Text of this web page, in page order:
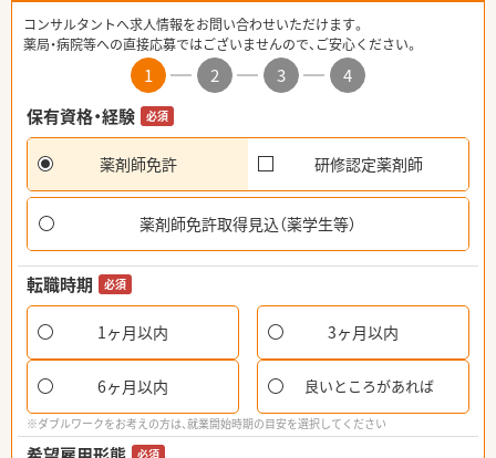
コンサルタントへ求人情報をお問い合わせいただけます。
薬局・病院等への直接応募ではございませんので、ご安心ください。
1 2 3
4
保有資格・経験
必須
薬剤師免許 研修認定薬剤師
薬剤師免許取得見込（薬学生等）
転職時期 必須
1ヶ月以内 3ヶ月以内
6ヶ月以内 良いところがあれば
※ダブルワークをお考えの方は、就業開始時期の目安を選択してください
必須